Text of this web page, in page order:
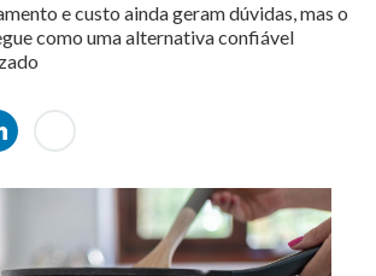
e custo ainda geram dúvidas, mas o
como uma alternativa confiável